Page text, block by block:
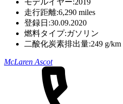
モデルイヤー:2019
走行距離:6,290 miles
登録日:30.09.2020
燃料タイプ:ガソリン
二酸化炭素排出量:249 g/km
McLaren Ascot